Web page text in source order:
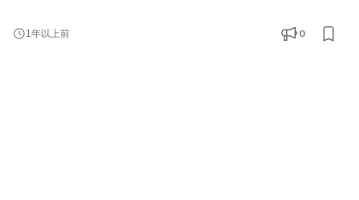
商品撮影 ・心を動かす言葉を生み出す：コピーライティング ・デ
ータ×創造力で売上を加速：広告運用・分析 ・ブランドの世界観
1年以上前 0